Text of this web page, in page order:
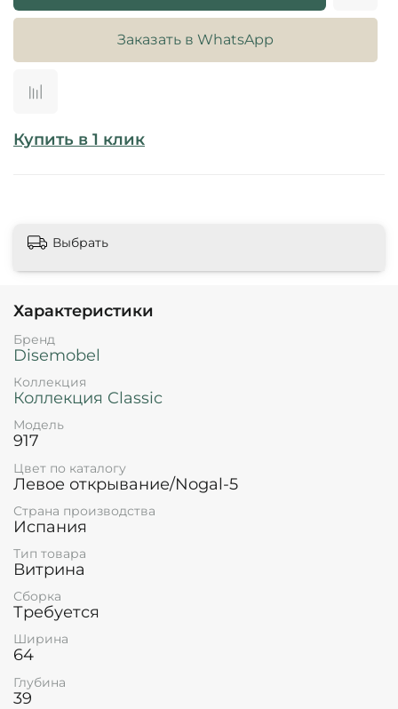
Заказать в WhatsApp
Купить в 1 клик
Выбрать
Характеристики
Бренд
Disemobel
Коллекция
Коллекция Classic
Модель
917
Цвет по каталогу
Левое открывание/Nogal-5
Страна производства
Испания
Тип товара
Витрина
Сборка
Требуется
Ширина
64
Глубина
39